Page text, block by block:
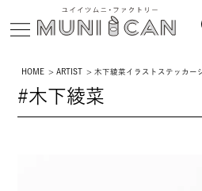
HOME ARTIST 木下綾菜イラストステッカー
#木下綾菜